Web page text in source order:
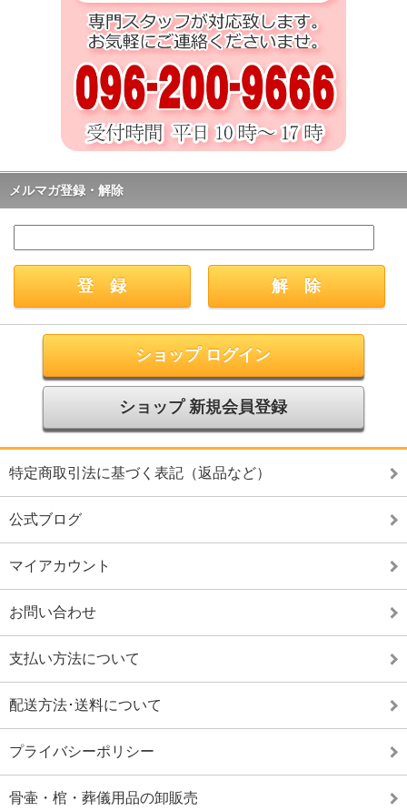
メルマガ登録・解除
ショップ ログイン
ショップ 新規会員登録
特定商取引法に基づく表記（返品など）
公式ブログ
マイアカウント
お問い合わせ
支払い方法について
配送方法･送料について
プライバシーポリシー
骨壷・棺・葬儀用品の卸販売